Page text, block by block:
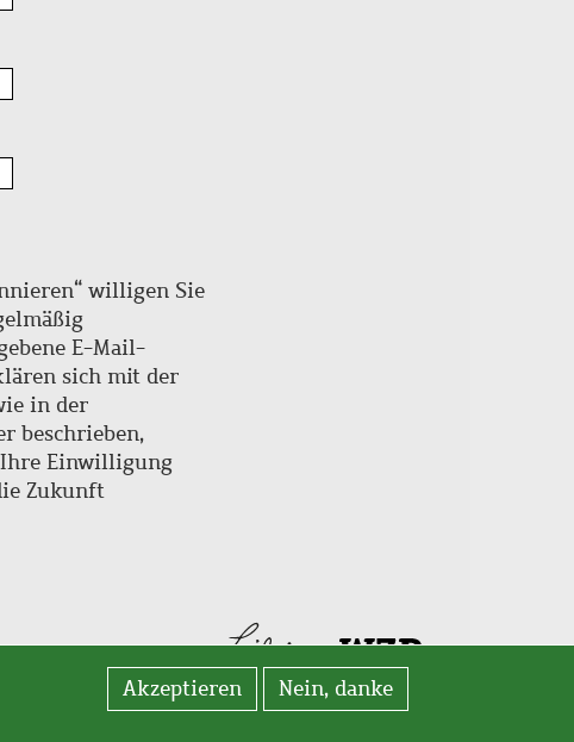
willigen Sie
E-Mail-
sich mit der
in der
beschrieben,
Ihre Einwilligung
Zukunft
Akzeptieren Nein, danke